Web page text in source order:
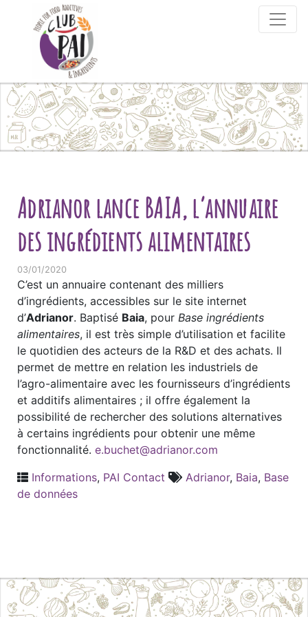
Skip to content
Adrianor lance BAIA, l’annuaire
des ingrédients alimentaires
03/01/2020
C’est un annuaire contenant des milliers
d’ingrédients, accessibles sur le site internet
d’Adrianor. Baptisé Baia, pour Base ingrédients
alimentaires, il est très simple d’utilisation et facilite
le quotidien des acteurs de la R&D et des achats. Il
permet de mettre en relation les industriels de
l’agro-alimentaire avec les fournisseurs d’ingrédients
et additifs alimentaires ; il offre également la
possibilité de rechercher des solutions alternatives
à certains ingrédients pour obtenir une même
fonctionnalité. e.buchet@adrianor.com
Informations, PAI Contact Adrianor, Baia, Base
de données